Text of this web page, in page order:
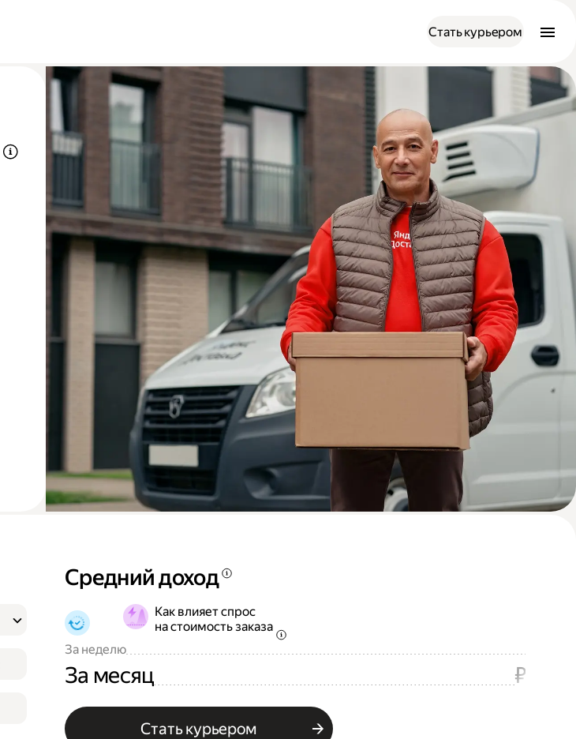
Стать курьером
Средний доход
Как влияет спрос
на стоимость заказа
За неделю
За месяц ₽
Стать курьером